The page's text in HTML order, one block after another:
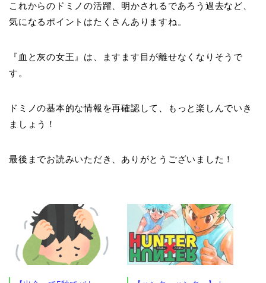
これからのドミノの活躍、明かされるであろう過去など、
気になるポイントはたくさんありますね。
『血と灰の女王』は、ますます目が離せなくなりそうで
す。
ドミノの基本的な情報を再確認して、もっと楽しんでいき
ましょう！
最後までお読みいただき、ありがとうございました！